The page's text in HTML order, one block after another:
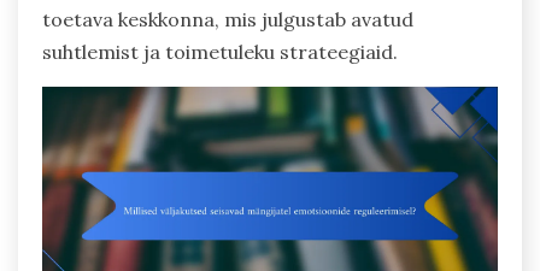
toetava keskkonna, mis julgustab avatud
suhtlemist ja toimetuleku strateegiaid.